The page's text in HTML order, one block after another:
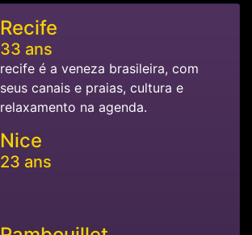
Recife
33 ans
recife é a veneza brasileira, com
seus canais e praias, cultura e
relaxamento na agenda.
Nice
23 ans